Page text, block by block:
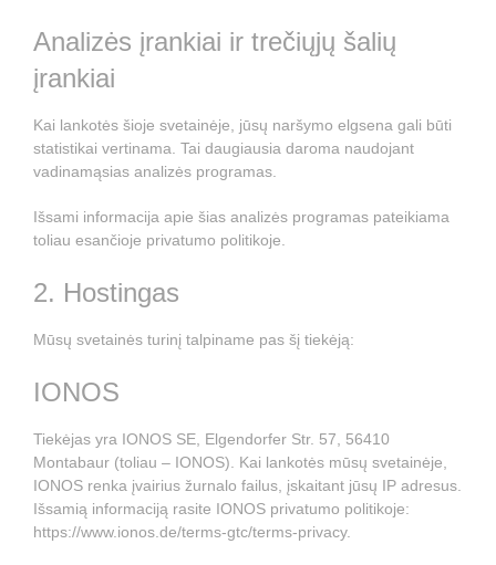
Analizės įrankiai ir trečiųjų šalių
įrankiai
Kai lankotės šioje svetainėje, jūsų naršymo elgsena gali būti
statistikai vertinama. Tai daugiausia daroma naudojant
vadinamąsias analizės programas.
Išsami informacija apie šias analizės programas pateikiama
toliau esančioje privatumo politikoje.
2. Hostingas
Mūsų svetainės turinį talpiname pas šį tiekėją:
IONOS
Tiekėjas yra IONOS SE, Elgendorfer Str. 57, 56410
Montabaur (toliau – IONOS). Kai lankotės mūsų svetainėje,
IONOS renka įvairius žurnalo failus, įskaitant jūsų IP adresus.
Išsamią informaciją rasite IONOS privatumo politikoje:
https://www.ionos.de/terms-gtc/terms-privacy.